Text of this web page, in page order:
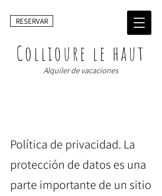
Collioure le haut
Alquiler de vacaciones
RESERVAR
Política de privacidad. La
protección de datos es una
parte importante de un sitio